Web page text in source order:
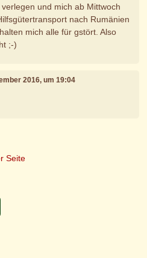
und mich ab Mittwoch
nach Rumänien
mich alle für gstört. Also
;-)
2016, um 19:04
Seite